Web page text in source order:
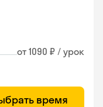
от 1090 ₽ / урок
время